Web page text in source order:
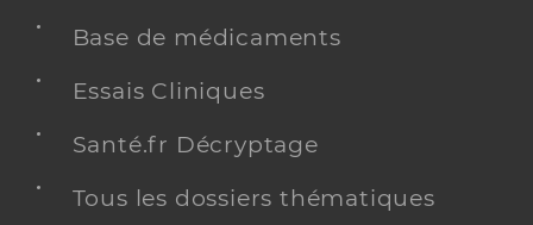
Base de médicaments
Essais Cliniques
Santé.fr Décryptage
Tous les dossiers thématiques